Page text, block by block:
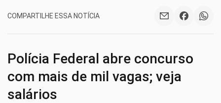
COMPARTILHE ESSA NOTÍCIA
Polícia Federal abre concurso
com mais de mil vagas; veja
salários